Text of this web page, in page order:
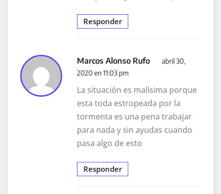
Responder
Marcos Alonso Rufo
abril 30,
2020 en 11:03 pm
La situación es malísima porque
esta toda estropeada por la
tormenta es una pena trabajar
para nada y sin ayudas cuando
pasa algo de esto
Responder